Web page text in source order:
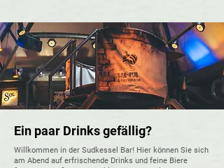
Ein paar Drinks gefällig?
Willkommen in der Sudkessel Bar! Hier können Sie sich
am Abend auf erfrischende Drinks und feine Biere